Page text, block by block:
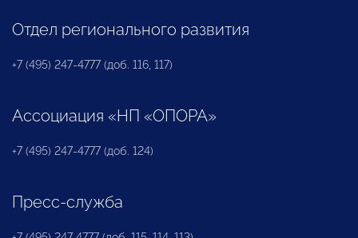
Отдел регионального развития
+7 (495) 247-4777 (доб. 116, 117)
Ассоциация «НП «ОПОРА»
+7 (495) 247-4777 (доб. 124)
Пресс-служба